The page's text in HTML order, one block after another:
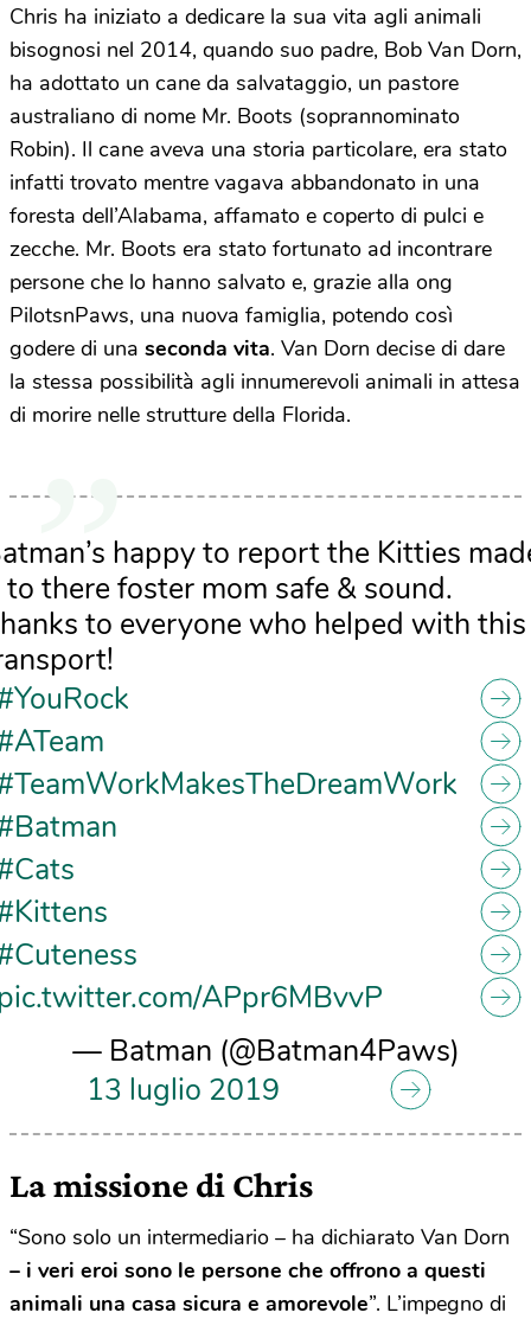
Chris ha iniziato a dedicare la sua vita agli animali
bisognosi nel 2014, quando suo padre, Bob Van Dorn,
ha adottato un cane da salvataggio, un pastore
australiano di nome Mr. Boots (soprannominato
Robin). Il cane aveva una storia particolare, era stato
infatti trovato mentre vagava abbandonato in una
foresta dell’Alabama, affamato e coperto di pulci e
zecche. Mr. Boots era stato fortunato ad incontrare
persone che lo hanno salvato e, grazie alla ong
PilotsnPaws, una nuova famiglia, potendo così
godere di una seconda vita. Van Dorn decise di dare
la stessa possibilità agli innumerevoli animali in attesa
di morire nelle strutture della Florida.
happy to report the Kitties
there foster mom safe & sound.
to everyone who helped with this
APpr6MBvvP
— Batman (@Batman4Paws)
13 luglio 2019
La missione di Chris
“Sono solo un intermediario – ha dichiarato Van Dorn
– i veri eroi sono le persone che offrono a questi
animali una casa sicura e amorevole”. L’impegno di